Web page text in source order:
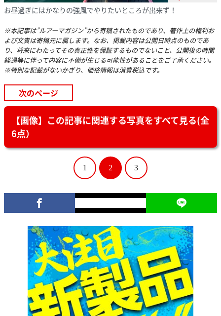
お昼過ぎにはかなりの強風でやりたいところが出来ず！
※本記事は”ルアーマガジン”から寄稿されたものであり、著作上の権利お
よび文責は寄稿元に属します。なお、掲載内容は公開日時点のものであ
り、将来にわたってその真正性を保証するものでないこと、公開後の時間
経過等に伴って内容に不備が生じる可能性があることをご了承ください。
※特別な記載がないかぎり、価格情報は消費税込です。
次のページ
【画像】この記事に関連する写真をすべて見る(全
6点）
1 2 3